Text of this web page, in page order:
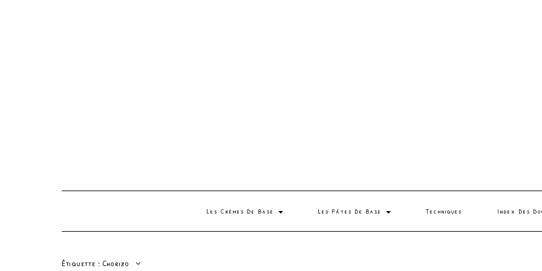
Les Crèmes De Base Les Pâtes De Base Techniques Index Des
Étiquette : Chorizo